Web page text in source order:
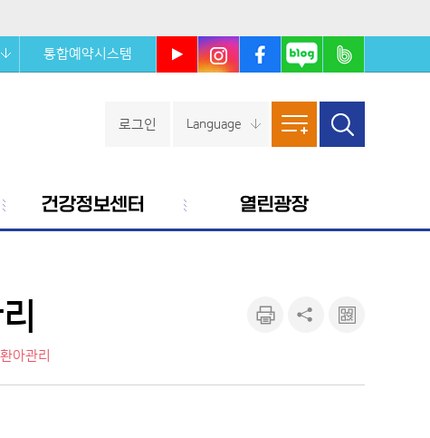
통합예약시스템
페이스
북
블로그 밴드
로그인 Language
건강정보센터 열린광장
아관리